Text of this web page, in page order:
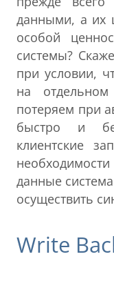
данными, а их
особой
системы?
при условии,
на
потеряем при
быстро и
клиентские
данные
осуществить
Write